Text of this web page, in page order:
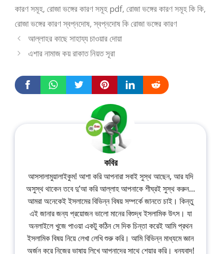
কারণ সমূহ, রোজা ভঙ্গের কারণ সমূহ pdf, রোজা ভঙ্গের কারণ সমূহ কি কি,
রোজা ভঙ্গের কারণ স্বপ্নদোষ, স্বপ্নদোষ কি রোজা ভঙ্গের কারণ
আল্লাহর কাছে সাহায্য চাওয়ার দোয়া
এশার নামাজ কয় রাকাত নিয়ত সূরা
কবির
আসসালামুয়ালাইকুম! আশা করি আপনারা সবাই সুস্থ আছেন, আর যদি
অসুস্থ থাকেন তবে দু’আ করি আল্লাহ আপনাকে শীঘ্রই সুস্থ করুন…
আমরা অনেকেই ইসলামের বিভিন্ন বিষয় সম্পর্কে জানতে চাই। কিন্তু
এই জানার জন্য প্রয়োজন ভালো মানের বিশুদ্ধ ইসলামিক উৎস। যা
অনলাইলে খুজে পাওয়া একটু কঠিন সে দিক চিন্তা করেই আমি প্রথন
ইসলামিক বিষয় নিয়ে লেখা লেখি শুরু করি। আমি বিভিন্ন মাধ্যমে জ্ঞান
অর্জন করে নিজের ভাষায় লিখে আপনাদের সাথে শেয়ার করি। ধন্যবাদ!